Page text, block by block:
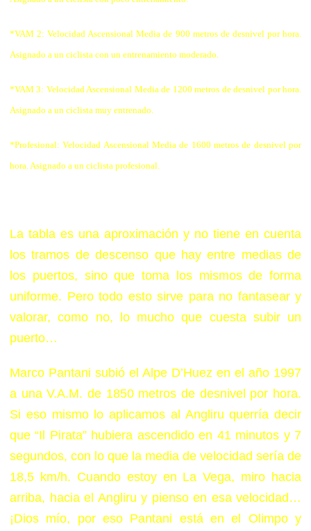
*VAM 2: Velocidad Ascensional Media de 900 metros de desnivel por hora.
Asignado a un ciclista con un entrenamiento moderado.
*VAM 3: Velocidad Ascensional Media de 1200 metros de desnivel por hora.
Asignado a un ciclista muy entrenado.
*Profesional: Velocidad Ascensional Media de 1600 metros de desnivel por
hora. Asignado a un ciclista profesional.
La tabla es una aproximación y no tiene en cuenta
los tramos de descenso que hay entre medias de
los puertos, sino que toma los mismos de forma
uniforme. Pero todo esto sirve para no fantasear y
valorar, como no, lo mucho que cuesta subir un
puerto…
Marco Pantani subió el Alpe D’Huez en el año 1997
a una V.A.M. de 1850 metros de desnivel por hora.
Si eso mismo lo aplicamos al Angliru querría decir
que “Il Pirata” hubiera ascendido en 41 minutos y 7
segundos, con lo que la media de velocidad sería de
18,5 km/h. Cuando estoy en La Vega, miro hacia
arriba, hacia el Angliru y pienso en esa velocidad…
¡Dios mío, por eso Pantani está en el Olimpo y